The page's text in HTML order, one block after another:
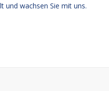
und wachsen Sie mit uns.